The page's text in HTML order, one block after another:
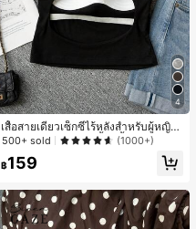
4
เสื้อสายเดี่ยวเซ็กซี่ไร้หลังสำหรับผู้หญิง
พร้อมบราแบบมีฟองน้ำ, เสื้อกล้ามแขน
500+ sold (1000+)
฿159